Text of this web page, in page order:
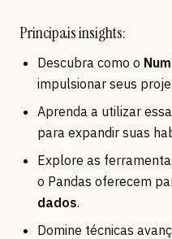
Principais insights:
Descubra como o
impulsionar seus
Aprenda a utilizar
para expandir suas
Explore as
o Pandas oferecem
dados.
Domine técnicas